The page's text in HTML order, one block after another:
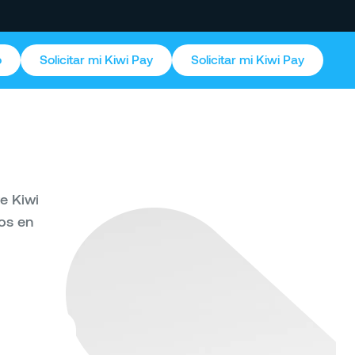
Solicitar mi Kiwi Pay Solicitar mi Kiwi Pay
Kiwi
en